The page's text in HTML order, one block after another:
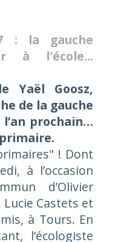
: la gauche
à l'école...
Yaël Goosz,
de la gauche
prochain…
! Dont
à l’occasion
d’Olivier
Castets et
à Tours. En
l’écologiste